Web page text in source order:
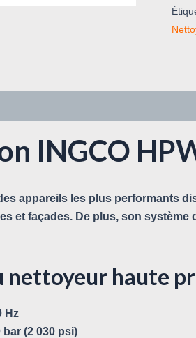
INGCO
appareils les plus performants
et façades. De plus, son
haute
Hz
bar (2 030 psi)